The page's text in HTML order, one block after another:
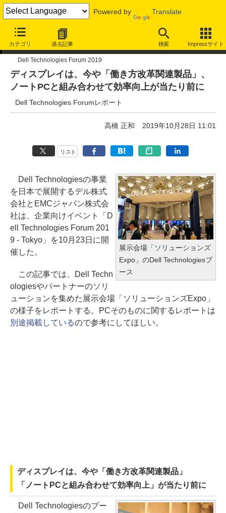
Powered by Translate
カテゴリ 過去記事 検索 Impressサイト
イベントレポート
Dell Technologies Forum 2019
ディスプレイは、今や「働き方改革関連製品」、
ノートPCと組み合わせて効率向上が当たり前に
Dell Technologies Forumレポート
高橋 正和 2019年10月28日 11:01
リスト
展示会場「ソリューションズ
Expo」のDell Technologiesブ
ース
Dell Technologiesの事業
を日本で展開するデル株式
会社とEMCジャパン株式会
社は、企業向けイベント「D
ell Technologies Forum 201
9 - Tokyo」を10月23日に開
催した。
この記事では、Dell Techn
ologiesやパートナーのソリ
ューションを集めた展示会場「ソリューションズExpo」
の様子をレポートする。PCそのものに関するレポートは
別途掲載しているので参考にしてほしい。
ディスプレイは、今や「働き方改革関連製品」
「ノートPCと組み合わせて効率向上」が当たり前に
Dell Technologiesのブー